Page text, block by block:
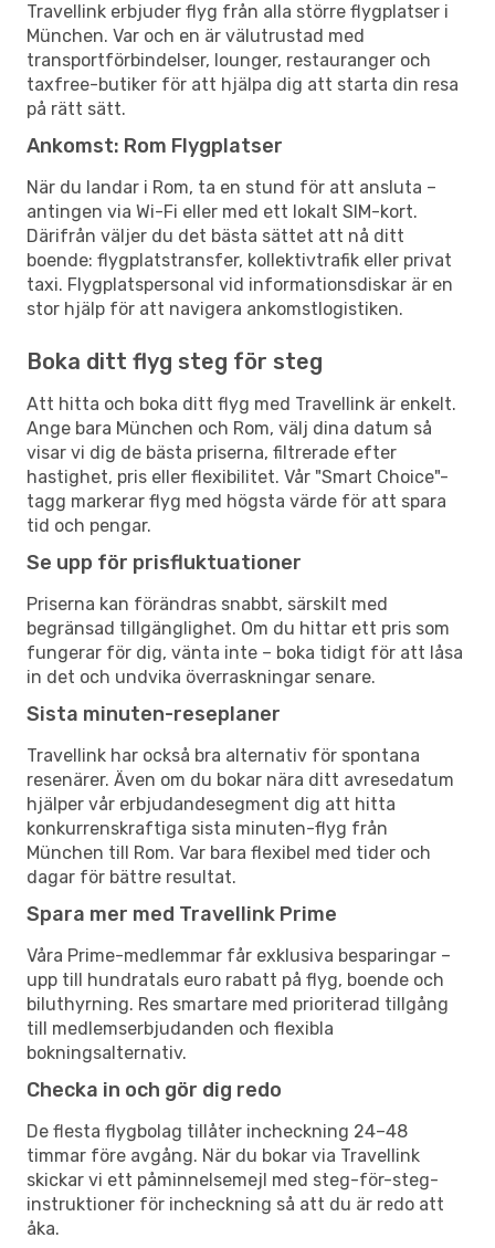
Travellink erbjuder flyg från alla större flygplatser i
München. Var och en är välutrustad med
transportförbindelser, lounger, restauranger och
taxfree-butiker för att hjälpa dig att starta din resa
på rätt sätt.
Ankomst: Rom Flygplatser
När du landar i Rom, ta en stund för att ansluta –
antingen via Wi-Fi eller med ett lokalt SIM-kort.
Därifrån väljer du det bästa sättet att nå ditt
boende: flygplatstransfer, kollektivtrafik eller privat
taxi. Flygplatspersonal vid informationsdiskar är en
stor hjälp för att navigera ankomstlogistiken.
Boka ditt flyg steg för steg
Att hitta och boka ditt flyg med Travellink är enkelt.
Ange bara München och Rom, välj dina datum så
visar vi dig de bästa priserna, filtrerade efter
hastighet, pris eller flexibilitet. Vår "Smart Choice"-
tagg markerar flyg med högsta värde för att spara
tid och pengar.
Se upp för prisfluktuationer
Priserna kan förändras snabbt, särskilt med
begränsad tillgänglighet. Om du hittar ett pris som
fungerar för dig, vänta inte – boka tidigt för att låsa
in det och undvika överraskningar senare.
Sista minuten-reseplaner
Travellink har också bra alternativ för spontana
resenärer. Även om du bokar nära ditt avresedatum
hjälper vår erbjudandesegment dig att hitta
konkurrenskraftiga sista minuten-flyg från
München till Rom. Var bara flexibel med tider och
dagar för bättre resultat.
Spara mer med Travellink Prime
Våra Prime-medlemmar får exklusiva besparingar –
upp till hundratals euro rabatt på flyg, boende och
biluthyrning. Res smartare med prioriterad tillgång
till medlemserbjudanden och flexibla
bokningsalternativ.
Checka in och gör dig redo
De flesta flygbolag tillåter incheckning 24–48
timmar före avgång. När du bokar via Travellink
skickar vi ett påminnelsemejl med steg-för-steg-
instruktioner för incheckning så att du är redo att
åka.